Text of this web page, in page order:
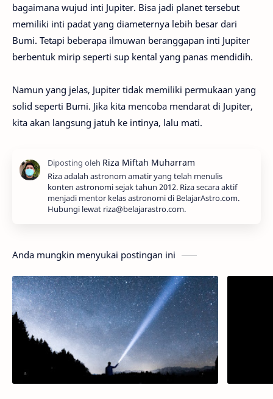
bagaimana wujud inti Jupiter. Bisa jadi planet tersebut
memiliki inti padat yang diameternya lebih besar dari
Bumi. Tetapi beberapa ilmuwan beranggapan inti Jupiter
berbentuk mirip seperti sup kental yang panas mendidih.
Namun yang jelas, Jupiter tidak memiliki permukaan yang
solid seperti Bumi. Jika kita mencoba mendarat di Jupiter,
kita akan langsung jatuh ke intinya, lalu mati.
Riza adalah astronom amatir yang telah menulis
konten astronomi sejak tahun 2012. Riza secara aktif
menjadi mentor kelas astronomi di BelajarAstro.com.
Hubungi lewat riza@belajarastro.com.
Anda mungkin menyukai postingan ini